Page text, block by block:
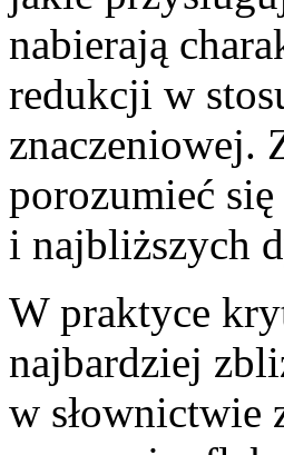
nabierają
redukcji w
znaczeniowej.
porozumieć
i najbliższych
W praktyce
najbardziej
w słownictwie